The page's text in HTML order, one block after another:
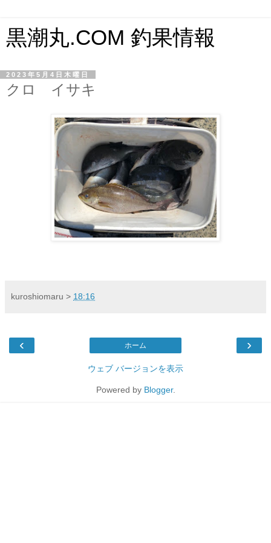
黒潮丸.COM 釣果情報
2023年5月4日木曜日
クロ イサキ
kuroshiomaru > 18:16
‹ ›
ホーム
ウェブ バージョンを表示
Powered by Blogger.